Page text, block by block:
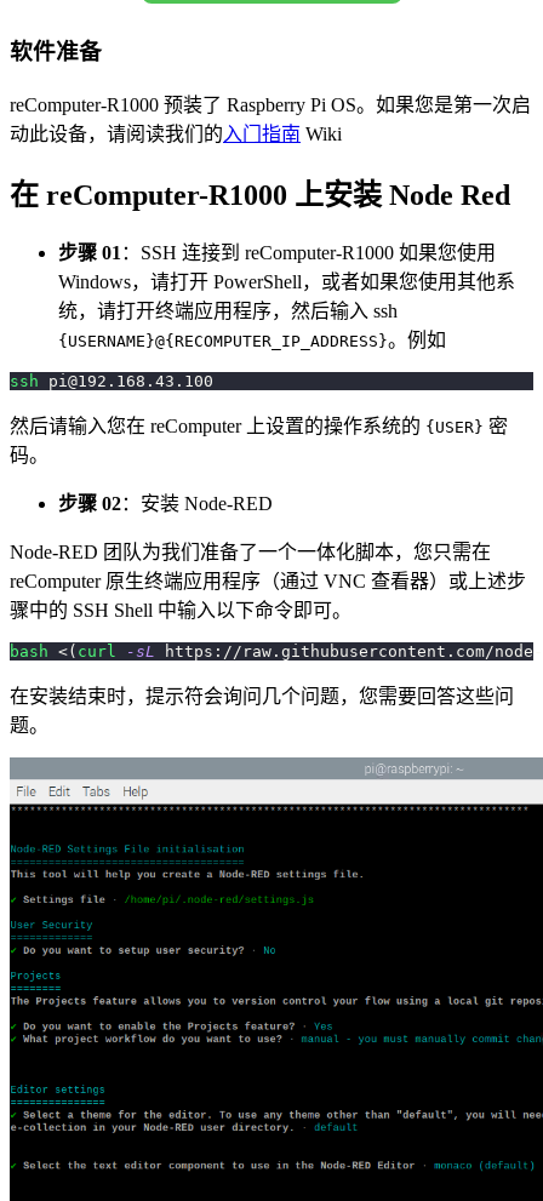
软件准备
reComputer-R1000 预装了 Raspberry Pi OS。如果您是第一次启
动此设备，请阅读我们的 入门指南 Wiki
在 reComputer-R1000 上安装 Node Red
步骤 01：SSH 连接到 reComputer-R1000 如果您使用
Windows，请打开 PowerShell，或者如果您使用其他系
统，请打开终端应用程序，然后输入 ssh
{USERNAME}@{RECOMPUTER_IP_ADDRESS}。例如
ssh pi@192.168.43.100
然后请输入您在 reComputer 上设置的操作系统的 {USER} 密
码。
步骤 02：安装 Node-RED
Node-RED 团队为我们准备了一个一体化脚本，您只需在
reComputer 原生终端应用程序（通过 VNC 查看器）或上述步
骤中的 SSH Shell 中输入以下命令即可。
bash <( curl -sL https://raw.githubusercontent.com/
在安装结束时，提示符会询问几个问题，您需要回答这些问
题。